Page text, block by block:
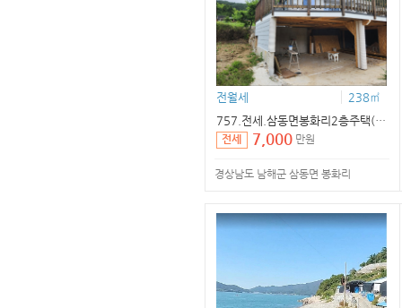
전월세
238㎡
757. 전세 .삼동면봉화리2층주택(1,2층50평)(바다X)
전세 7,000 만원
경상남도 남해군 삼동면 봉화리